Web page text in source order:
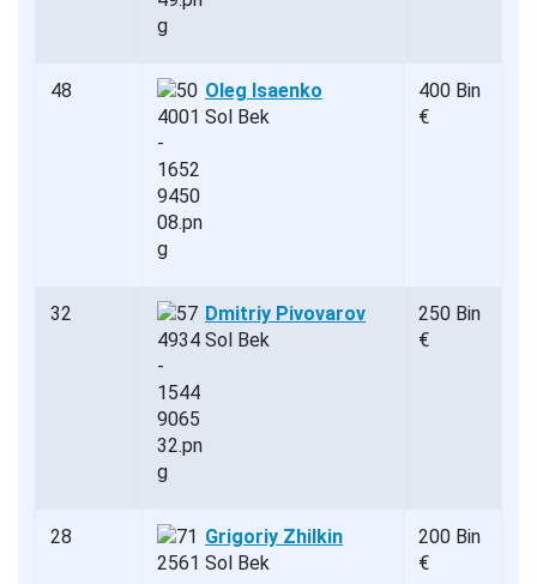
48
Oleg Isaenko
Sol Bek
400 Bin
€
32
Dmitriy Pivovarov
Sol Bek
250 Bin
€
28
Grigoriy Zhilkin
Sol Bek
200 Bin
€